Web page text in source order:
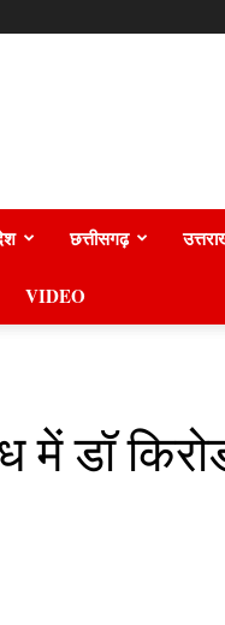
छत्तीसगढ़
VIDEO
डॉ